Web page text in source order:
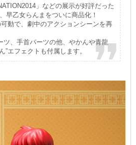
」などの展示が好評だった
早乙女らんまをついに商品化！
動で、劇中のアクションシーンを再
ツ、手首パーツの他、やかんや青龍
”エフェクトも付属します。